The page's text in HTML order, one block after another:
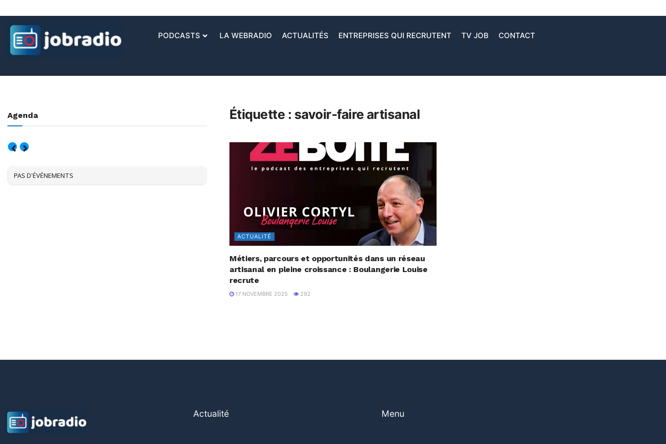
PODCASTS LA WEBRADIO ACTUALITÉS ENTREPRISES QUI RECRUTENT TV JOB CONTACT
Étiquette : savoir-faire artisanal
ACTUALITÉ
Métiers, parcours et opportunités dans un réseau
artisanal en pleine croissance : Boulangerie Louise
recrute
17 NOVEMBRE 2025 292
Agenda
PAS D'ÉVÉNEMENTS
Actualité Menu